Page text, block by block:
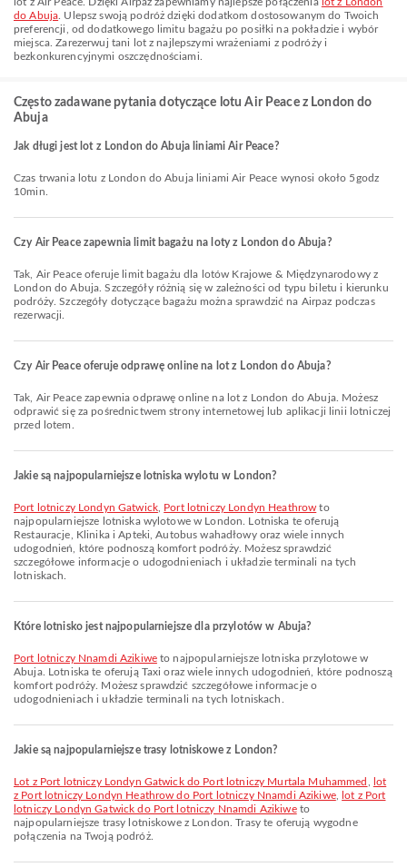
do Abuja . Ulepsz swoją podróż dzięki dodatkom dostosowanym do Twoich
preferencji, od dodatkowego limitu bagażu po posiłki na pokładzie i wybór
miejsca. Zarezerwuj tani lot z najlepszymi wrażeniami z podróży i
bezkonkurencyjnymi oszczędnościami.
Często zadawane pytania dotyczące lotu Air Peace z London do
Abuja
Jak długi jest lot z London do Abuja liniami Air Peace?
Czas trwania lotu z London do Abuja liniami Air Peace wynosi około 5godz
10min.
Czy Air Peace zapewnia limit bagażu na loty z London do Abuja?
Tak, Air Peace oferuje limit bagażu dla lotów Krajowe & Międzynarodowy z
London do Abuja. Szczegóły różnią się w zależności od typu biletu i kierunku
podróży. Szczegóły dotyczące bagażu można sprawdzić na Airpaz podczas
rezerwacji.
Czy Air Peace oferuje odprawę online na lot z London do Abuja?
Tak, Air Peace zapewnia odprawę online na lot z London do Abuja. Możesz
odprawić się za pośrednictwem strony internetowej lub aplikacji linii lotniczej
przed lotem.
Jakie są najpopularniejsze lotniska wylotu w London?
Port lotniczy Londyn Gatwick, Port lotniczy Londyn Heathrow to
najpopularniejsze lotniska wylotowe w London. Lotniska te oferują
Restauracje, Klinika i Apteki, Autobus wahadłowy oraz wiele innych
udogodnień, które podnoszą komfort podróży. Możesz sprawdzić
szczegółowe informacje o udogodnieniach i układzie terminali na tych
lotniskach.
Które lotnisko jest najpopularniejsze dla przylotów w Abuja?
Port lotniczy Nnamdi Azikiweto najpopularniejsze lotniska przylotowe w
Abuja. Lotniska te oferują Taxi oraz wiele innych udogodnień, które podnoszą
komfort podróży. Możesz sprawdzić szczegółowe informacje o
udogodnieniach i układzie terminali na tych lotniskach.
Jakie są najpopularniejsze trasy lotniskowe z London?
lot z Port lotniczy Londyn Gatwick do Port lotniczy Murtala Muhammed
lot
z Port lotniczy Londyn Heathrow do Port lotniczy Nnamdi Azikiwe,
lot z Port
lotniczy Londyn Gatwick do Port lotniczy Nnamdi Azikiweto
najpopularniejsze trasy lotniskowe z London. Trasy te oferują wygodne
połączenia na Twoją podróż.